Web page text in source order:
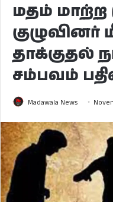
மதம் மாற்ற
குழுவினர்
தாக்குதல்
சம்பவம்
Madawala News